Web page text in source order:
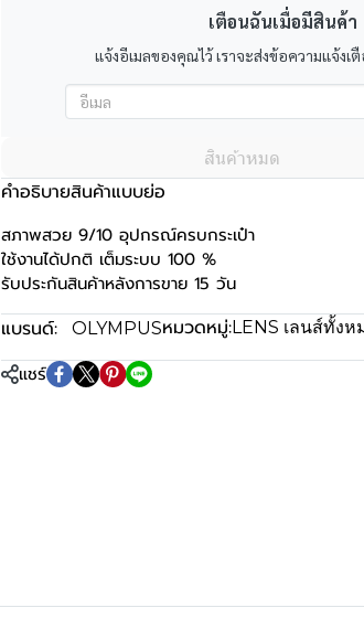
เตือนฉันเมื่อมีสินค้า
แจ้งอีเมลของคุณไว้ เราจะส่งข้อความแจ้ง
สินค้าหมด
คำอธิบายสินค้าแบบย่อ
สภาพสวย 9/10 อุปกรณ์ครบกระเป๋า
ใช้งานได้ปกติ เต็มระบบ 100 %
รับประกันสินค้าหลังการขาย 15 วัน
แบรนด์: OLYMPUSหมวดหมู่:LENS เลนส์ทั้งห
แชร์